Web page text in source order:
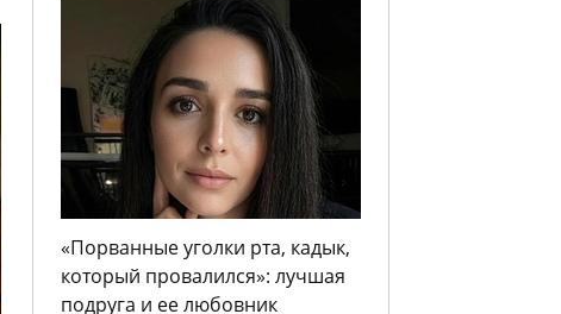
«Порванные уголки рта, кадык,
который провалился»: лучшая
подруга и ее любовник